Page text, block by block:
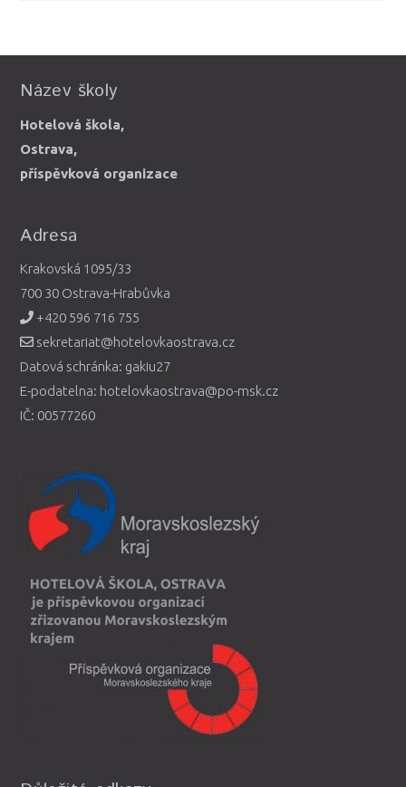
Název školy
Hotelová škola,
Ostrava,
příspěvková organizace
Adresa
Krakovská 1095/33
700 30 Ostrava-Hrabůvka
+420 596 716 755
sekretariat@hotelovkaostrava.cz
Datová schránka: gakiu27
E-podatelna: hotelovkaostrava@po-msk.cz
IČ: 00577260